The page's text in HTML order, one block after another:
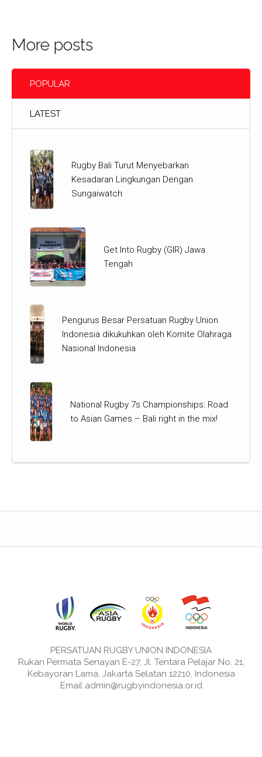
More posts
POPULAR
LATEST
Rugby Bali Turut Menyebarkan
Kesadaran Lingkungan Dengan
Sungaiwatch
Get Into Rugby (GIR) Jawa
Tengah
Pengurus Besar Persatuan Rugby Union
Indonesia dikukuhkan oleh Komite Olahraga
Nasional Indonesia
National Rugby 7s Championships: Road
to Asian Games – Bali right in the mix!
PERSATUAN RUGBY UNION INDONESIA
Rukan Permata Senayan E-27, Jl. Tentara Pelajar No. 21,
Kebayoran Lama, Jakarta Selatan 12210, Indonesia
Email admin@rugbyindonesia.or.id